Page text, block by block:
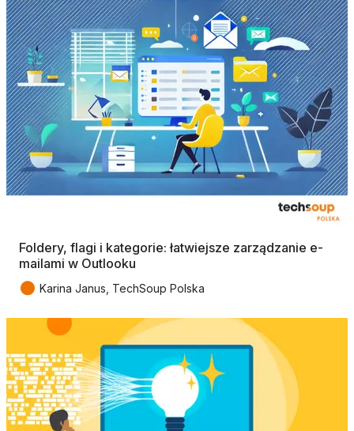
Foldery, flagi i kategorie: łatwiejsze zarządzanie e-
mailami w Outlooku
● Karina Janus, TechSoup Polska